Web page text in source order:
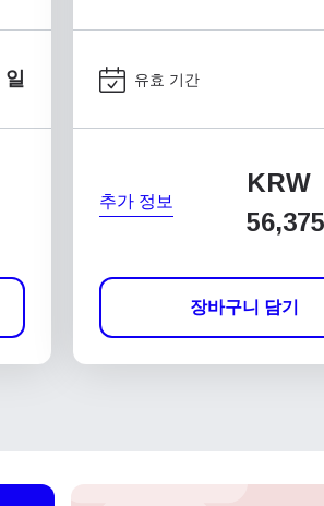
일 유효 기간
추가 정보
KRW
56,375
장바구니 담기